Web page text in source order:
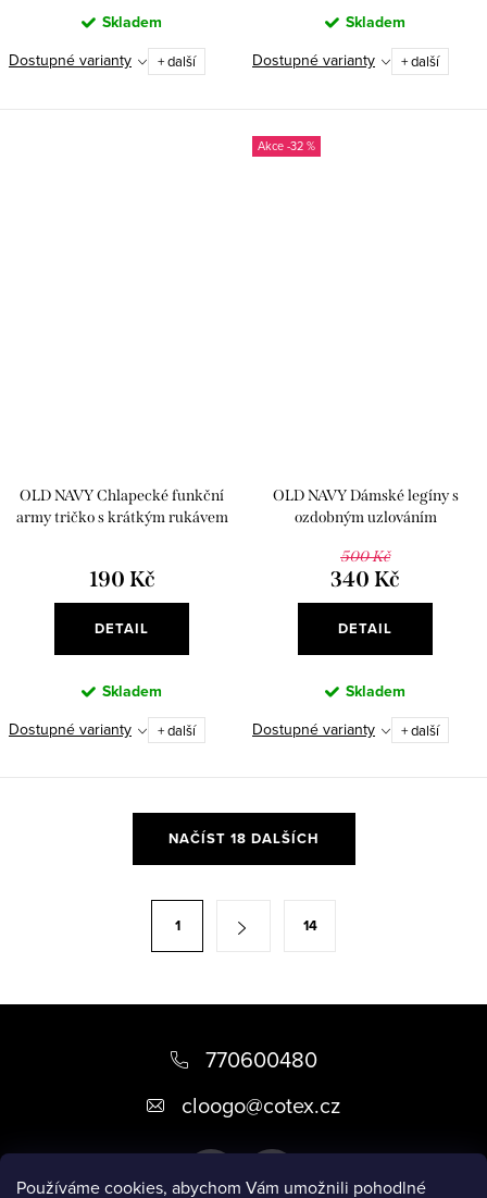
Používáme cookies, abychom Vám umožnili pohodlné
Skladem
Dostupné varianty
+ další
Skladem
Dostupné varianty
+ další
OLD NAVY Chlapecké funkční
army tričko s krátkým rukávem
190 Kč
DETAIL
Skladem
Dostupné varianty
+ další
-32 %
OLD NAVY Dámské legíny s
ozdobným uzlováním
500 Kč
340 Kč
DETAIL
Skladem
Dostupné varianty
+ další
NAČÍST 18 DALŠÍCH
á
á
n
1 14
t
770600480
cloogo@cotex.cz